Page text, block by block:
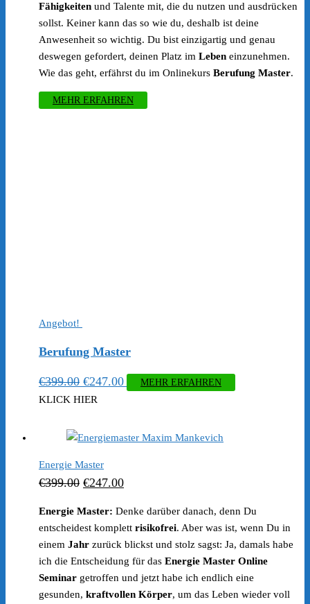
Fähigkeiten und Talente mit, die du nutzen und ausdrücken
sollst. Keiner kann das so wie du, deshalb ist deine
Anwesenheit so wichtig. Du bist einzigartig und genau
deswegen gefordert, deinen Platz im Leben einzunehmen.
Wie das geht, erfährst du im Onlinekurs Berufung Master.
MEHR ERFAHREN
Angebot!
Berufung Master
€399.00 Ursprünglicher
Preis
€399.00
€247.00Aktueller
€247.00.
MEHR ERFAHREN
KLICK HIER
Energie Master
€399.00 Ursprünglicher
€399.00
€247.00Aktueller
€247.00.
Energie Master: Denke darüber danach, denn Du
entscheidest komplett risikofrei. Aber was ist, wenn Du in
einem Jahr zurück blickst und stolz sagst: Ja, damals habe
ich die Entscheidung für das Energie Master Online
Seminar getroffen und jetzt habe ich endlich eine
gesunden, kraftvollen Körper, um das Leben wieder voll